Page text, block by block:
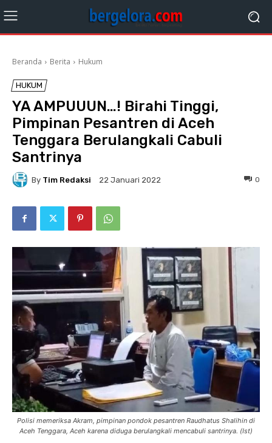
Beranda Berita Hukum
HUKUM
YA AMPUUUN…! Birahi Tinggi,
Pimpinan Pesantren di Aceh
Tenggara Berulangkali Cabuli
Santrinya
By Tim Redaksi 22 Januari 2022 0
Polisi memeriksa Akram, pimpinan pondok pesantren Raudhatus Shalihin di
Aceh Tenggara, Aceh karena diduga berulangkali mencabuli santrinya. (Ist)